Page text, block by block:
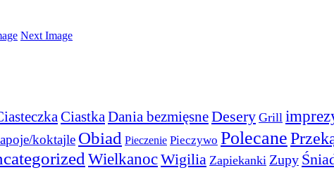
Next Image
CiastkaDania bezmięsneDesery Grill
koktajle Obiad Pieczenie Pieczywo Polecane
WielkanocWigilia Zapiekanki Zupy